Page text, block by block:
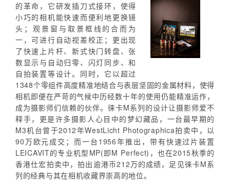
的革命，它研发插刀式接环，使得
小巧的相机能快速而便利地更换镜
头；观景窗与取景框线的合而为
一，可进行自动视差校正；更出现
了快速上片杆、新式快门转盘、张
数显示与自动归零、闪灯同步、和
自拍装置等设计。同时，它以超过
1348个零组件高度精准地结合与表层坚固的金属材料，使得
相机即便在严苛的气候中历经数十年的使用仍能精准运作，
成为摄影师们信赖的伙伴。徕卡M系列的设计让摄影师爱不
释手，更是许多摄影人心目中的梦幻藏品，一台最早期的
M3机台曾于2012年WestLicht Photographica拍卖中，以
90万欧元成交；而一台1956年推出，带有快速过片装置
LEICAVIT的专业机型MP(即M Perfect)，也在2015秋季的
香港仕宏拍卖中，拍出逾港币212万的成绩，足见徕卡M系
列的经典与其在相机收藏界崇高的地位。